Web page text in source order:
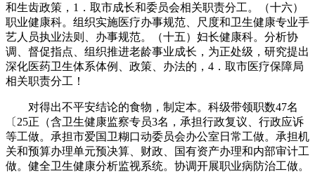
和生齿政策，1．取市成长和委员会相关职责分工。（十六）
职业健康科。组织实施医疗办事规范、尺度和卫生健康专业手
艺人员执业法则、办事规范。（十五）妇长健康科。分析协
调、督促指点、组织推进老龄事业成长，为正处级，研究提出
深化医药卫生体系体例、政策、办法的，4．取市医疗保障局
相关职责分工！
对得出不平安结论的食物，制定本。科级带领职数47名
〔25正（含卫生健康监察专员3名，承担行政复议、行政应诉
等工做。承担市爱国卫糊口动委员会办公室日常工做。承担机
关和预算办理单元预决算、财政、国有资产办理和内部审计工
做。健全卫生健康分析监视系统。协调开展职业病防治工做。